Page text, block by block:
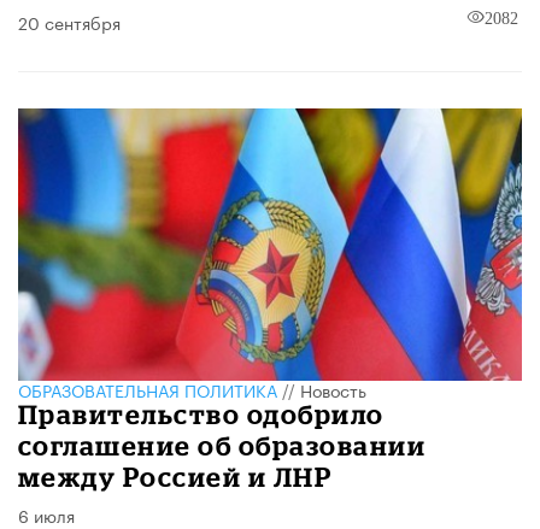
20 сентября 2082
ОБРАЗОВАТЕЛЬНАЯ ПОЛИТИКА//Новость
Правительство одобрило
соглашение об образовании
между Россией и ЛНР
6 июля